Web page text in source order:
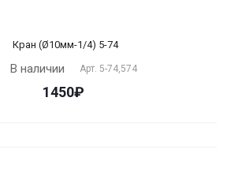
Кран (Ø10мм-1/4) 5-74
В наличии Арт. 5-74,574
1450₽